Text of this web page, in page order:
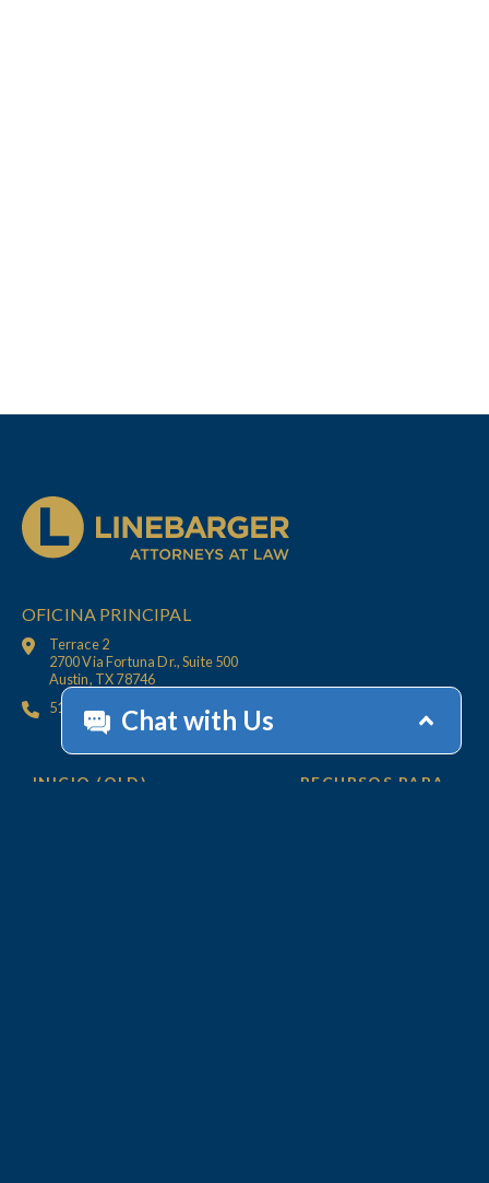
OFICINA PRINCIPAL
Terrace 2
2700 Via Fortuna Dr., Suite 500
Austin, TX 78746
512.447.6675
INICIO (OLD)
RECURSOS PARA